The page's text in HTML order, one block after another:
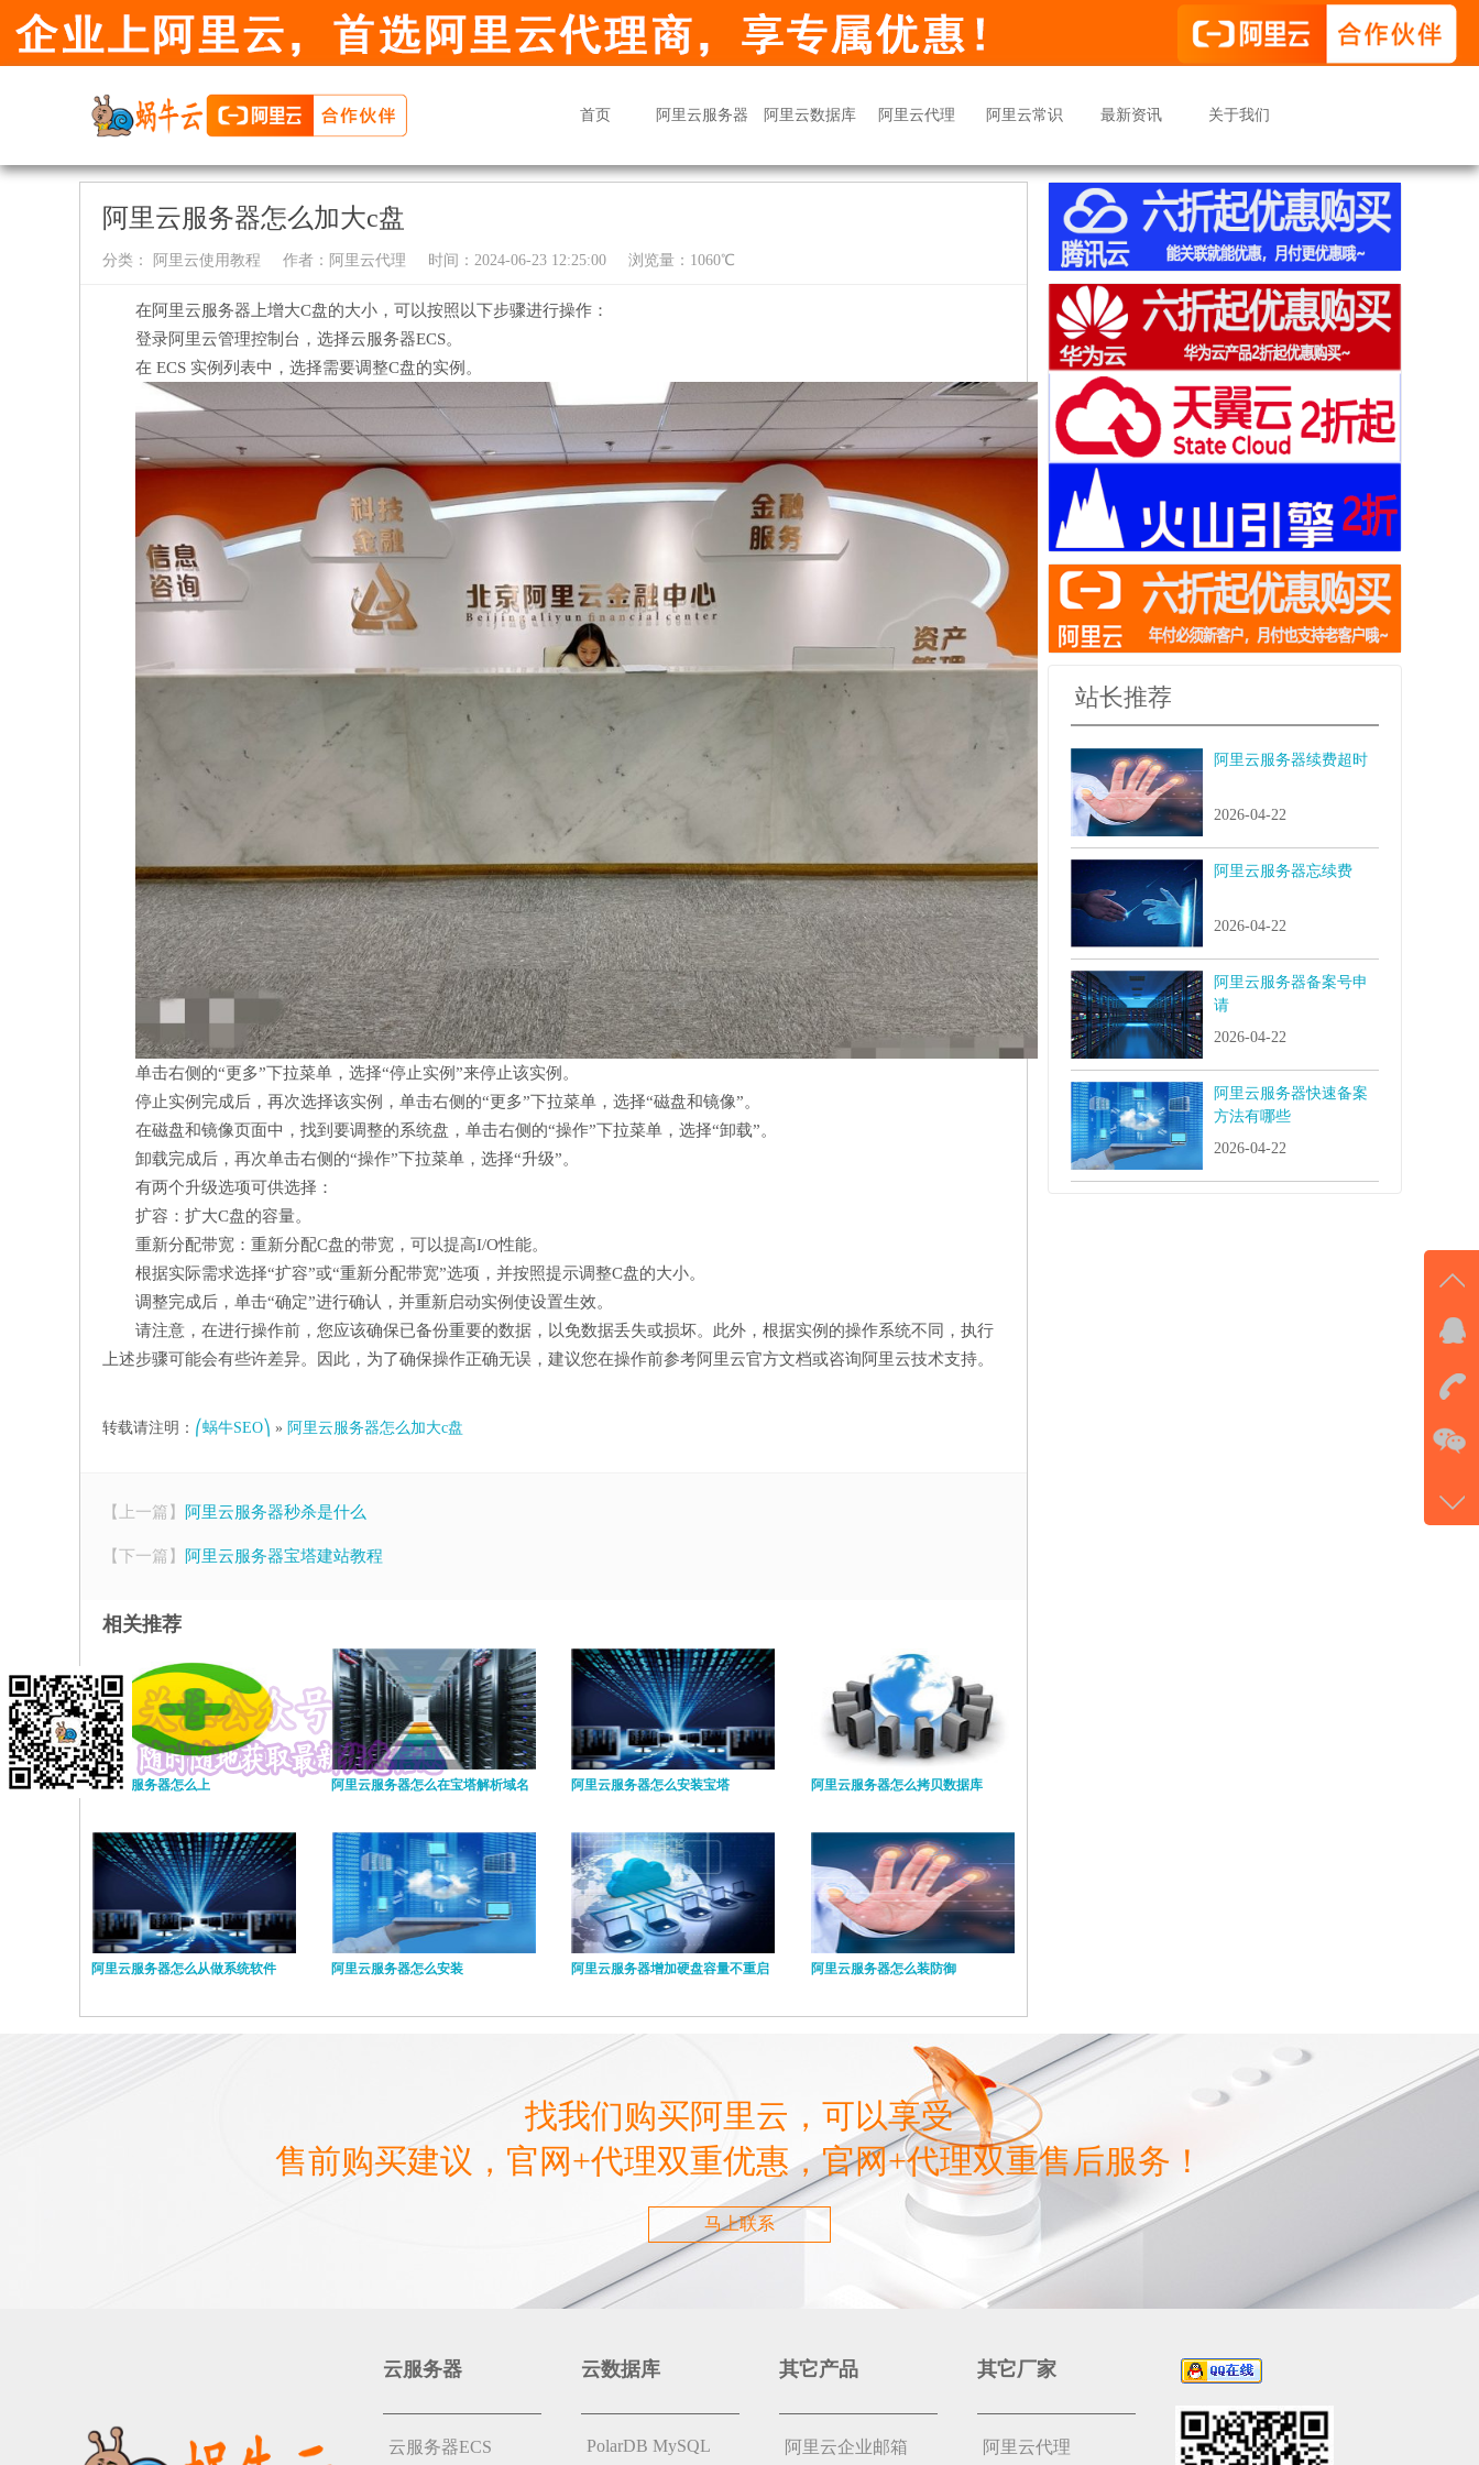
首页 阿里云服务器 阿里云数据库 阿里云代理 阿里云常识 最新资讯 关于我们
阿里云服务器怎么加大c盘
分类： 阿里云使用教程 作者： 阿里云代理 时间：2024-06-23 12:25:00 浏览量：1060℃
在阿里云服务器上增大C盘的大小，可以按照以下步骤进行操作：
登录阿里云管理控制台，选择云服务器ECS。
在 ECS 实例列表中，选择需要调整C盘的实例。
单击右侧的“更多”下拉菜单，选择“停止实例”来停止该实例。
停止实例完成后，再次选择该实例，单击右侧的“更多”下拉菜单，选择“磁盘和镜像”。
在磁盘和镜像页面中，找到要调整的系统盘，单击右侧的“操作”下拉菜单，选择“卸载”。
卸载完成后，再次单击右侧的“操作”下拉菜单，选择“升级”。
有两个升级选项可供选择：
扩容：扩大C盘的容量。
重新分配带宽：重新分配C盘的带宽，可以提高I/O性能。
根据实际需求选择“扩容”或“重新分配带宽”选项，并按照提示调整C盘的大小。
调整完成后，单击“确定”进行确认，并重新启动实例使设置生效。
请注意，在进行操作前，您应该确保已备份重要的数据，以免数据丢失或损坏。此外，根据实例的操作系统不同，执行
上述步骤可能会有些许差异。因此，为了确保操作正确无误，建议您在操作前参考阿里云官方文档或咨询阿里云技术支持。
转载请注明： ⎛蜗牛SEO⎞ » 阿里云服务器怎么加大c盘
【上一篇】 阿里云服务器秒杀是什么
【下一篇】 阿里云服务器宝塔建站教程
相关推荐
阿里云服务器怎么上 阿里云服务器怎么在宝塔解析域名 阿里云服务器怎么安装宝塔 阿里云服务器怎么拷贝数据库
阿里云服务器怎么从做系统软件 阿里云服务器怎么安装 阿里云服务器增加硬盘容量不重启 阿里云服务器怎么装防御
站长推荐
阿里云服务器续费超时
2026-04-22
阿里云服务器忘续费
2026-04-22
阿里云服务器备案号申
请
2026-04-22
阿里云服务器快速备案
方法有哪些
2026-04-22
找我们购买阿里云，可以享受
售前购买建议，官网+代理双重优惠，官网+代理双重售后服务！
马上联系
云服务器
云服务器ECS
云数据库
PolarDB MySQL
其它产品
阿里云企业邮箱
其它厂家
阿里云代理
QQ
击
177-